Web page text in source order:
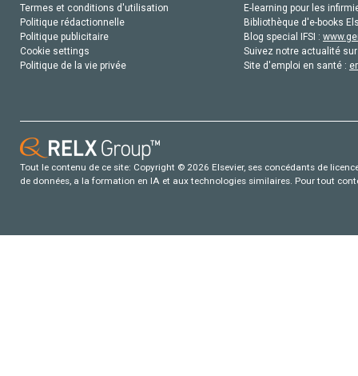
Termes et conditions d'utilisation
Politique rédactionnelle
Politique publicitaire
Cookie settings
Politique de la vie privée
E-learning pour les
Bibliothèque d'e-books
Blog special IFSI :
Suivez notre actualité
Site d'emploi en santé :
Tout le contenu de ce site: Copyright © 2026 Elsevier, ses concédants de
de données, a la formation en IA et aux technologies similaires. Pour tout